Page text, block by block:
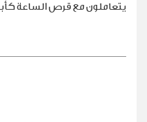
يتعاملون مع قرص الساعة